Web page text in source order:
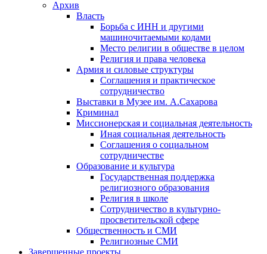
Архив
Власть
Борьба с ИНН и другими
машиночитаемыми кодами
Место религии в обществе в целом
Религия и права человека
Армия и силовые структуры
Соглашения и практическое
сотрудничество
Выставки в Музее им. А.Сахарова
Криминал
Миссионерская и социальная деятельность
Иная социальная деятельность
Соглашения о социальном
сотрудничестве
Образование и культура
Государственная поддержка
религиозного образования
Религия в школе
Сотрудничество в культурно-
просветительской сфере
Общественность и СМИ
Религиозные СМИ